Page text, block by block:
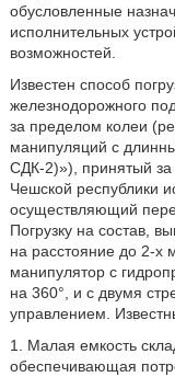
обусловленные
исполнительных
возможностей.
Известен способ
железнодорожного
за пределом колеи
манипуляций с
СДК-2)»), принятый
Чешской республики
осуществляющий
Погрузку на состав,
на расстояние до 2-х
манипулятор с
на 360°, и с двумя
управлением.
1. Малая емкость
обеспечивающая